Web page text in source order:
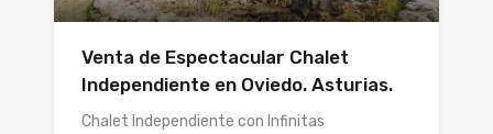
Venta de Espectacular Chalet
Independiente en Oviedo. Asturias.
Chalet Independiente con Infinitas